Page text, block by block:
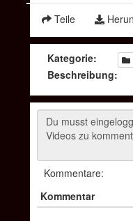
Teile
Kategorie:
Beschreibung:
Kommentare:
Kommentar